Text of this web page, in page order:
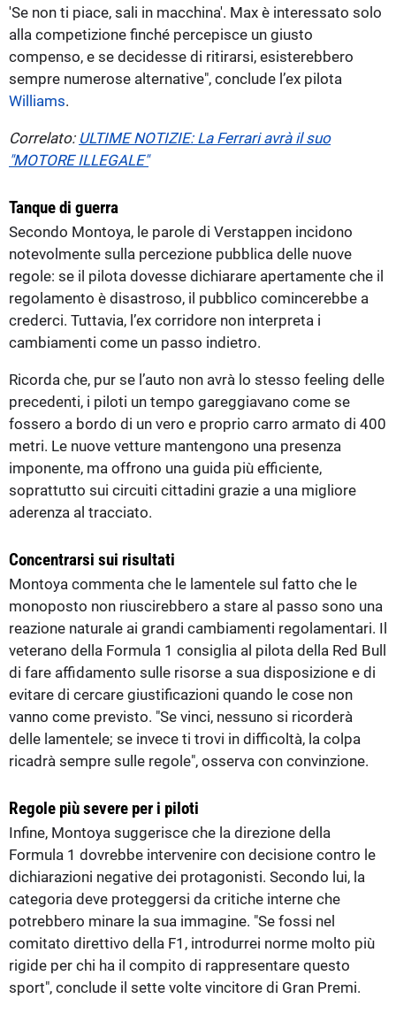
'Se non ti piace, sali in macchina'. Max è interessato solo
alla competizione finché percepisce un giusto
compenso, e se decidesse di ritirarsi, esisterebbero
sempre numerose alternative", conclude l’ex pilota
Williams.
Correlato: ULTIME NOTIZIE: La Ferrari avrà il suo
"MOTORE ILLEGALE"
Tanque di guerra
Secondo Montoya, le parole di Verstappen incidono
notevolmente sulla percezione pubblica delle nuove
regole: se il pilota dovesse dichiarare apertamente che il
regolamento è disastroso, il pubblico comincerebbe a
crederci. Tuttavia, l’ex corridore non interpreta i
cambiamenti come un passo indietro.
Ricorda che, pur se l’auto non avrà lo stesso feeling delle
precedenti, i piloti un tempo gareggiavano come se
fossero a bordo di un vero e proprio carro armato di 400
metri. Le nuove vetture mantengono una presenza
imponente, ma offrono una guida più efficiente,
soprattutto sui circuiti cittadini grazie a una migliore
aderenza al tracciato.
Concentrarsi sui risultati
Montoya commenta che le lamentele sul fatto che le
monoposto non riuscirebbero a stare al passo sono una
reazione naturale ai grandi cambiamenti regolamentari. Il
veterano della Formula 1 consiglia al pilota della Red Bull
di fare affidamento sulle risorse a sua disposizione e di
evitare di cercare giustificazioni quando le cose non
vanno come previsto. "Se vinci, nessuno si ricorderà
delle lamentele; se invece ti trovi in difficoltà, la colpa
ricadrà sempre sulle regole", osserva con convinzione.
Regole più severe per i piloti
Infine, Montoya suggerisce che la direzione della
Formula 1 dovrebbe intervenire con decisione contro le
dichiarazioni negative dei protagonisti. Secondo lui, la
categoria deve proteggersi da critiche interne che
potrebbero minare la sua immagine. "Se fossi nel
comitato direttivo della F1, introdurrei norme molto più
rigide per chi ha il compito di rappresentare questo
sport", conclude il sette volte vincitore di Gran Premi.